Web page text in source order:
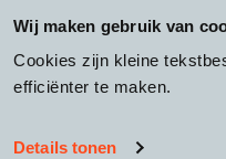
Wij maken gebruik van
Cookies zijn kleine
efficiënter te maken.
Details tonen